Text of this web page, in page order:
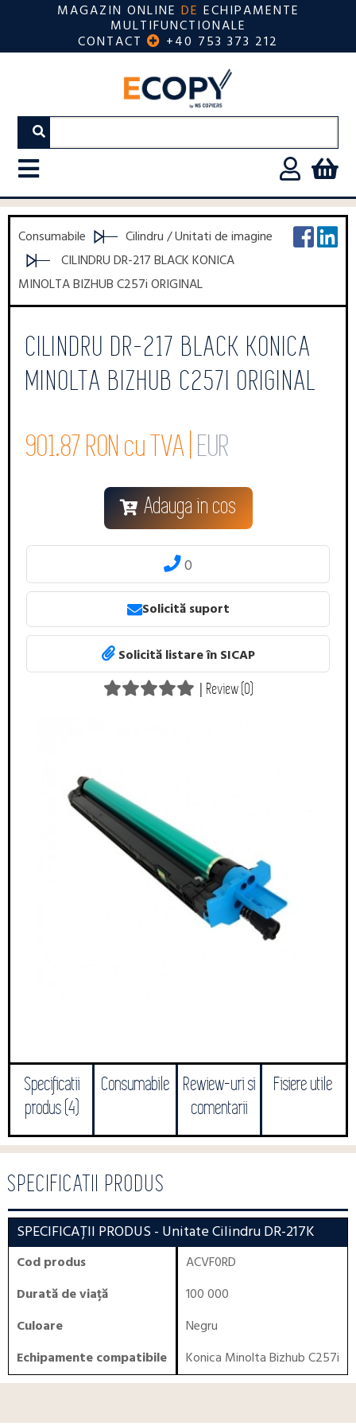
MAGAZIN ONLINE DE ECHIPAMENTE
MULTIFUNCTIONALE
CONTACT +40 753 373 212
Consumabile
Cilindru / Unitati de imagine
CILINDRU DR-217 BLACK KONICA
MINOLTA BIZHUB C257i ORIGINAL
CILINDRU DR-217 BLACK KONICA
MINOLTA BIZHUB C257I ORIGINAL
901.87 RON cu TVA | EUR
Adauga in cos
0
Solicită suport
Solicită listare în SICAP
| Review (0)
Specificatii
produs (4)
Consumabile
Rewiew-uri si
comentarii
Fisiere utile
SPECIFICATII PRODUS
SPECIFICAȚII PRODUS - Unitate Cilindru DR-217K
Cod produs
ACVF0RD
Durată de viață
100 000
Culoare
Negru
Echipamente compatibile
Konica Minolta Bizhub C257i